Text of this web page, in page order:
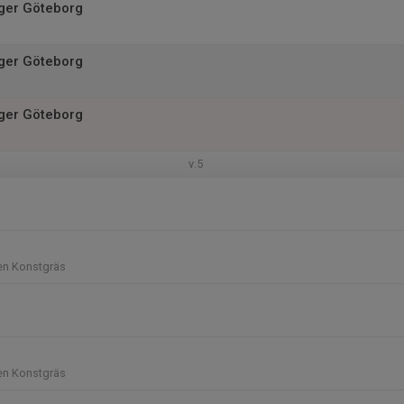
Göteborg
Göteborg
Göteborg
v.5
Konstgräs
Konstgräs